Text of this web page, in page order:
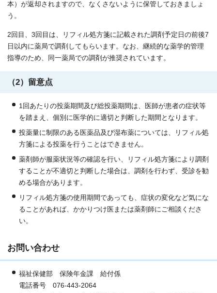
本）が返却されますので、なくさないように保管しておきましょ
う。
2回目、3回目は、リフィル処方箋に記載された調剤予定日の前後7
日以内に薬局で調剤してもらいます。なお、継続的な薬学的管理
指導のため、同一薬局での調剤が推奨されています。
（2）留意点
1回あたりの投薬期間及び総投薬期間は、医師が患者の症状等
を踏まえ、個別に医学的に適切と判断した期間となります。
投薬量に制限のある医薬品及び湿布薬については、リフィル処
方箋による投薬を行うことはできません。
薬剤師が服薬状況等の確認を行い、リフィル処方箋により調剤
することが不適切と判断した場合は、調剤を行わず、受診を勧
める場合があります。
リフィル処方箋の使用期間であっても、症状の変化など気にな
ることがあれば、かかりつけ医または薬剤師にご相談くださ
い。
お問い合わせ
福祉保健部 保険年金課 給付係
電話番号 076-443-2064